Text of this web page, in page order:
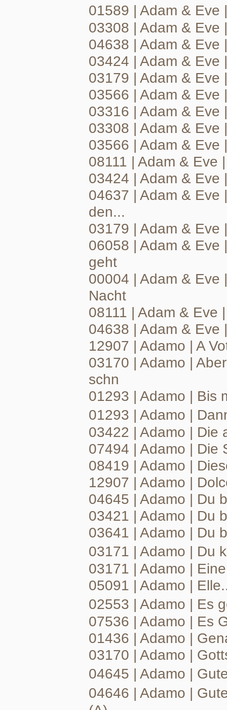
01589 | Adam &
03308 | Adam & Eve
04638 | Adam & Eve
03424 | Adam & Eve
03179 | Adam & Eve
03566 | Adam & Eve
03316 | Adam & Eve
03308 | Adam & Eve
03566 | Adam & Eve
08111 | Adam & Eve
03424 | Adam & Eve
04637 | Adam & Eve
den...
03179 | Adam & Eve
06058 | Adam & Eve
geht
00004 | Adam & Eve
Nacht
08111 | Adam & Eve
04638 | Adam & Eve
12907 | Adamo | A
03170 | Adamo |
schn
01293 | Adamo | Bis
01293 | Adamo |
03422 | Adamo | Die
07494 | Adamo | Die
08419 | Adamo |
12907 | Adamo |
04645 | Adamo | Du
03421 | Adamo | Du
03641 | Adamo | Du
03171 | Adamo | Du
03171 | Adamo |
05091 | Adamo |
02553 | Adamo | Es
07536 | Adamo | Es
01436 | Adamo |
03170 | Adamo |
04645 | Adamo |
04646 | Adamo |